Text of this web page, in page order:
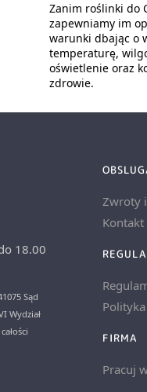
Zanim roślinki do
zapewniamy im
warunki dbając o
temperaturę,
oświetlenie oraz
zdrowie.
18.00
Sąd
Wydział
Zwroty
Kontakt
FIRMA
Pracuj